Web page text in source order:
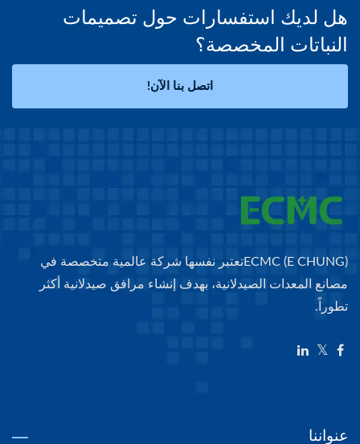
هل لديك استفسارات حول تصميمات
النباتات المخصصة؟
اتصل بنا الآن!
ECMC (E CHUNG)تعتبر نفسها شركة عالمية متخصصة في
مصانع المعدات الصيدلانية، بهدف إنشاء مرافق صيدلانية أكثر
تطوراً.
عنواننا